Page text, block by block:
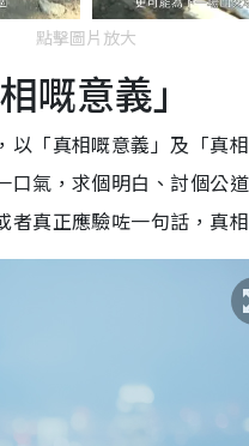
點擊圖片放大
嘅意義」
「真相嘅意義」及「真
氣，求個明白、討個公
真正應驗咗一句話，真相